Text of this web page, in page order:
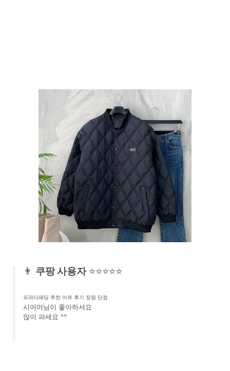
👨 쿠팡 사용자 ⭐⭐⭐⭐⭐
프라다패딩 추천 이유 후기 장점 단점
시어머님이 좋아하셔요
많이 파세요 ^^